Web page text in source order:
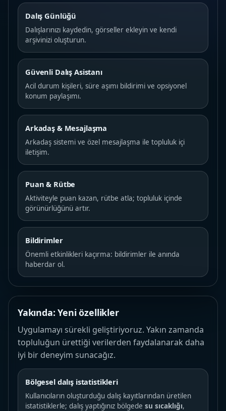
Dalış Günlüğü
Dalışlarınızı kaydedin, görseller ekleyin ve kendi
arşivinizi oluşturun.
Güvenli Dalış Asistanı
Acil durum kişileri, süre aşımı bildirimi ve opsiyonel
konum paylaşımı.
Arkadaş & Mesajlaşma
Arkadaş sistemi ve özel mesajlaşma ile topluluk içi
iletişim.
Puan & Rütbe
Aktiviteyle puan kazan, rütbe atla; topluluk içinde
görünürlüğünü artır.
Bildirimler
Önemli etkinlikleri kaçırma: bildirimler ile anında
haberdar ol.
Yakında: Yeni özellikler
Uygulamayı sürekli geliştiriyoruz. Yakın zamanda
topluluğun ürettiği verilerden faydalanarak daha
iyi bir deneyim sunacağız.
Bölgesel dalış istatistikleri
Kullanıcıların oluşturduğu dalış kayıtlarından üretilen
istatistiklerle; dalış yaptığınız bölgede su sıcaklığı,